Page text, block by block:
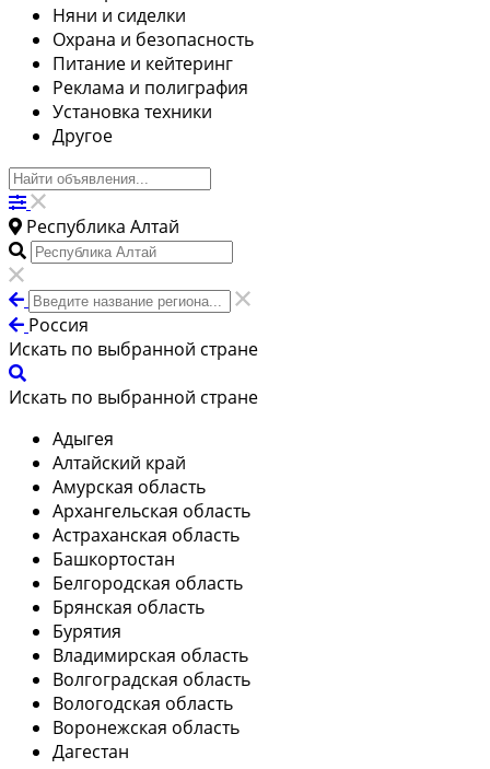
Няни и сиделки
Охрана и безопасность
Питание и кейтеринг
Реклама и полиграфия
Установка техники
Другое
Республика Алтай
Россия
Искать по выбранной стране
Искать по выбранной стране
Адыгея
Алтайский край
Амурская область
Архангельская область
Астраханская область
Башкортостан
Белгородская область
Брянская область
Бурятия
Владимирская область
Волгоградская область
Вологодская область
Воронежская область
Дагестан